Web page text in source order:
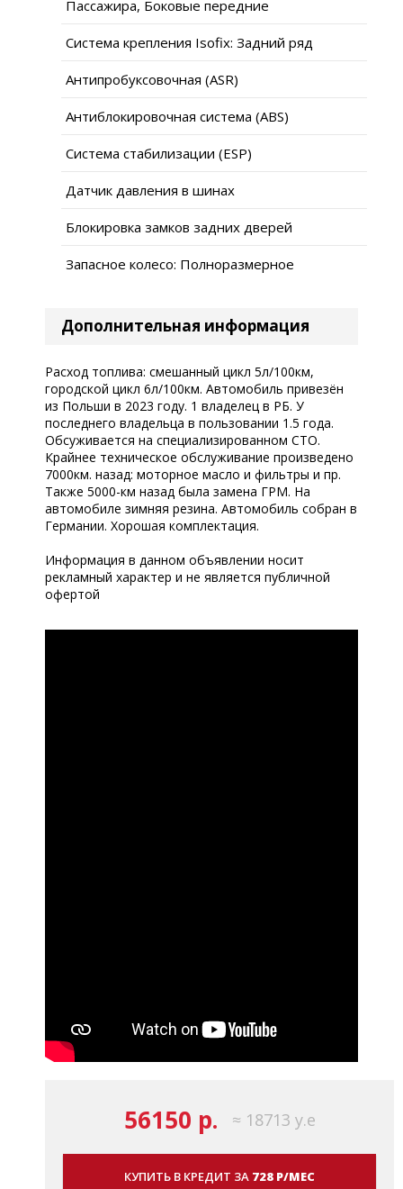
Пассажира, Боковые передние
Система крепления Isofix: Задний ряд
Антипробуксовочная (ASR)
Антиблокировочная система (ABS)
Система стабилизации (ESP)
Датчик давления в шинах
Блокировка замков задних дверей
Запасное колесо: Полноразмерное
Дополнительная информация
Расход топлива: смешанный цикл 5л/100км,
городской цикл 6л/100км. Автомобиль привезён
из Польши в 2023 году. 1 владелец в РБ. У
последнего владельца в пользовании 1.5 года.
Обсуживается на специализированном СТО.
Крайнее техническое обслуживание произведено
7000км. назад: моторное масло и фильтры и пр.
Также 5000-км назад была замена ГРМ. На
автомобиле зимняя резина. Автомобиль собран в
Германии. Хорошая комплектация.
Информация в данном объявлении носит
рекламный характер и не является публичной
офертой
56150 р. ≈ 18713 у.е
КУПИТЬ В КРЕДИТ ЗА 728 Р/МЕС